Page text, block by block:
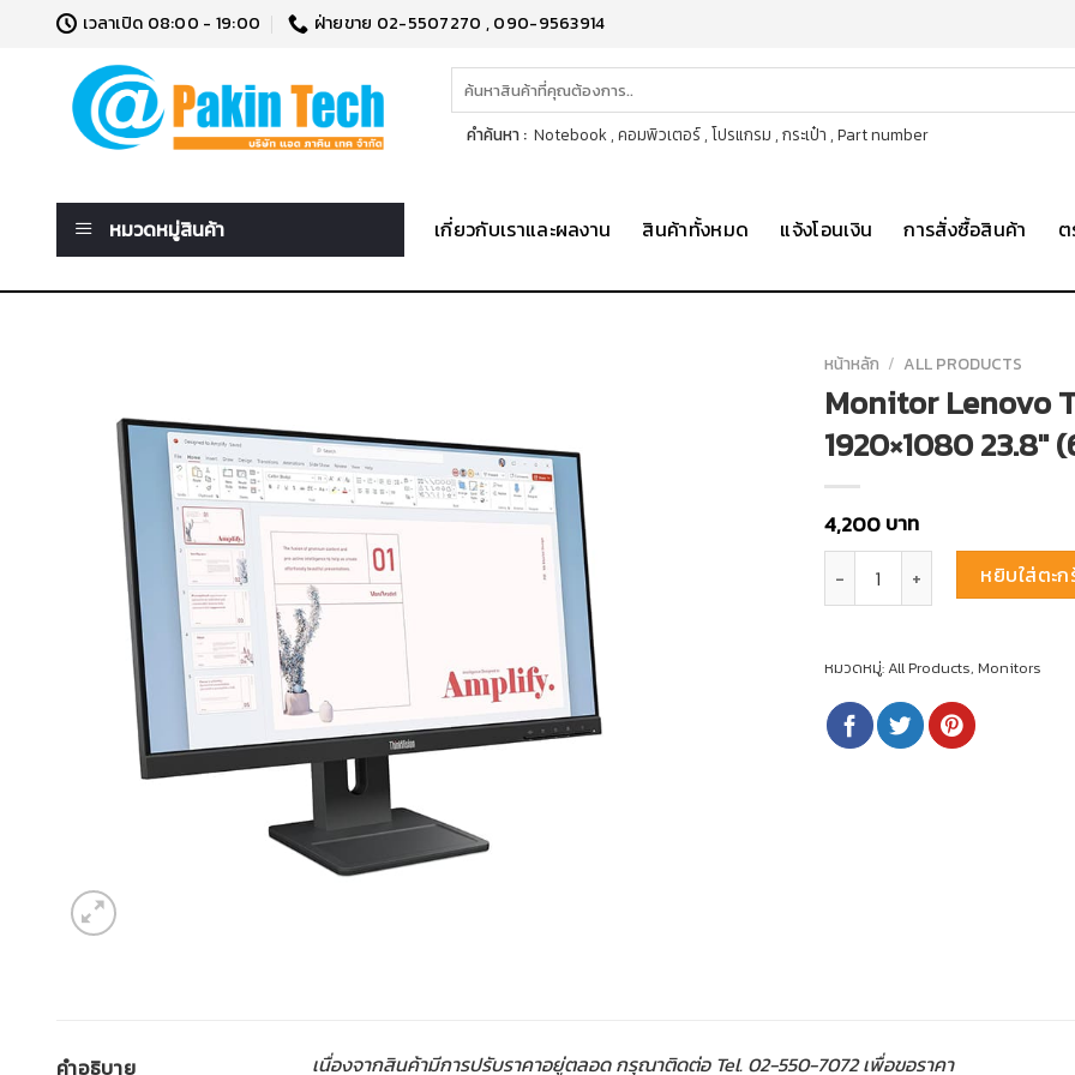
เวลาเปิด 08:00 - 19:00 ฝ่ายขาย 02-5507270 , 090-9563914
คำค้นหา : Notebook , คอมพิวเตอร์ , โปรแกรม , กระเป๋า , Part number
หมวดหมู่สินค้า เกี่ยวกับเราและผลงาน สินค้าทั้งหมด แจ้งโอนเงิน การสั่งซื้อสินค้า
หน้าหลัก / ALL PRODUCTS
Monitor Lenovo
1920×1080 23.8″
4,200บาท
จำนวน Monitor Lenovoหยิบใส่ตะก
หมวดหมู่:All Products, Monitors
คำอธิบาย เนื่องจากสินค้ามีการปรับราคาอยู่ตลอด กรุณาติดต่อ Tel. 02-550-7072 เพื่อขอราคา